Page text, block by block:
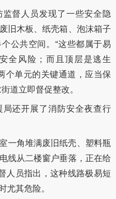
督人员发现了一些安全隐
旧木板、纸壳箱、泡沫箱子
公共空间。“这些都属于易
全风险；而且顶层是逃生
个单元的关键通道，应当保
道立即督促整改。
还开展了消防安全夜查行
一角堆满废旧纸壳、塑料瓶
线从二楼窗户垂落，正在给
人员指出，这种线路极易短
尤其危险。